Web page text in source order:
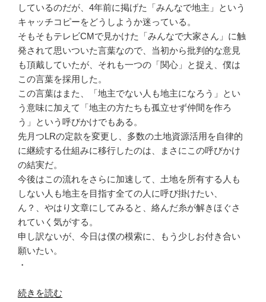
しているのだが、4年前に掲げた「みんなで地主」という
キャッチコピーをどうしようか迷っている。
そもそもテレビCMで見かけた「みんなで大家さん」に触
発されて思いついた言葉なので、当初から批判的な意見
も頂戴していたが、それも一つの「関心」と捉え、僕は
この言葉を採用した。
この言葉はまた、「地主でない人も地主になろう」とい
う意味に加えて「地主の方たちも孤立せず仲間を作ろ
う」という呼びかけでもある。
先月つLRの定款を変更し、多数の土地資源活用を自律的
に継続する仕組みに移行したのは、まさにこの呼びかけ
の結実だ。
今後はこの流れをさらに加速して、土地を所有する人も
しない人も地主を目指す全ての人に呼び掛けたい、
ん？、やはり文章にしてみると、絡んだ糸が解きほぐさ
れていく気がする。
申し訳ないが、今日は僕の模索に、もう少しお付き合い
願いたい。
・
“み
続きを読む